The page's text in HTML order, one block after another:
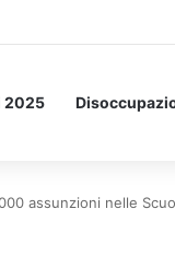
spaziale.
2025
assunzioni nelle